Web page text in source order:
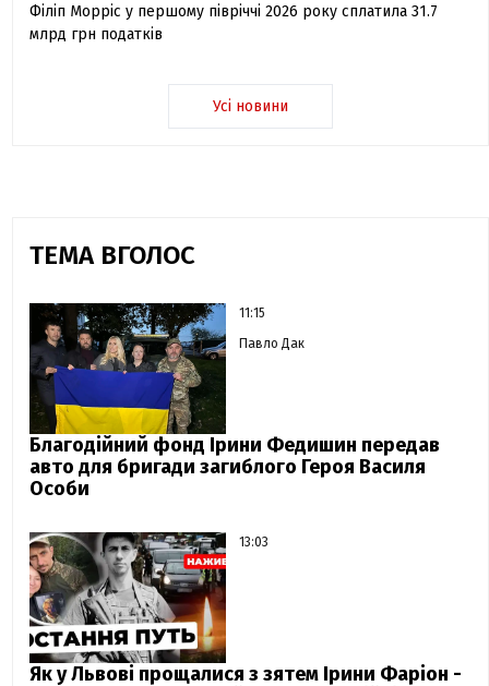
Філіп Морріс у першому півріччі 2026 року сплатила 31.7
млрд грн податків
Усі новини
ТЕМА ВГОЛОС
11:15
Павло Дак
Благодійний фонд Ірини Федишин передав
авто для бригади загиблого Героя Василя
Особи
13:03
Як у Львові прощалися з зятем Ірини Фаріон -